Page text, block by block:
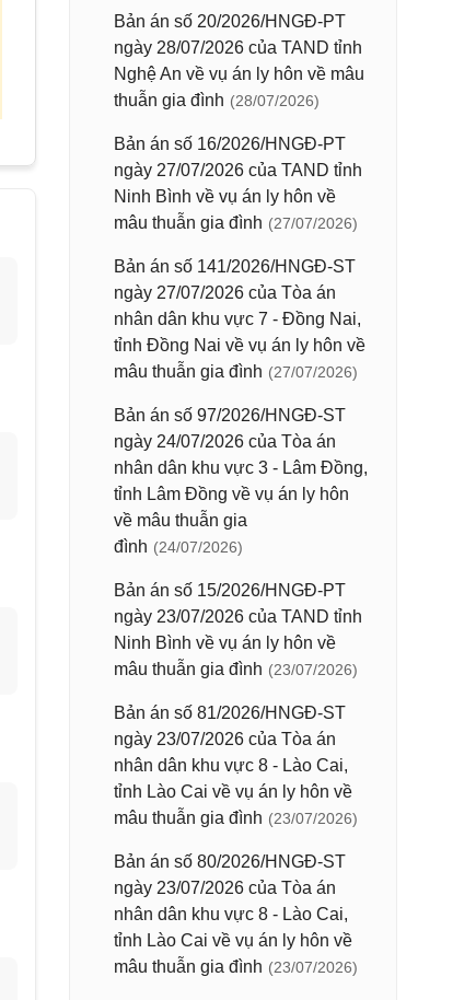
Bản án số 20/2026/HNGĐ-PT
ngày 28/07/2026 của TAND tỉnh
Nghệ An về vụ án ly hôn về mâu
thuẫn gia đình (28/07/2026)
Bản án số 16/2026/HNGĐ-PT
ngày 27/07/2026 của TAND tỉnh
Ninh Bình về vụ án ly hôn về
mâu thuẫn gia đình (27/07/2026)
Bản án số 141/2026/HNGĐ-ST
ngày 27/07/2026 của Tòa án
nhân dân khu vực 7 - Đồng Nai,
tỉnh Đồng Nai về vụ án ly hôn về
mâu thuẫn gia đình (27/07/2026)
Bản án số 97/2026/HNGĐ-ST
ngày 24/07/2026 của Tòa án
nhân dân khu vực 3 - Lâm Đồng,
tỉnh Lâm Đồng về vụ án ly hôn
về mâu thuẫn gia
đình (24/07/2026)
Bản án số 15/2026/HNGĐ-PT
ngày 23/07/2026 của TAND tỉnh
Ninh Bình về vụ án ly hôn về
mâu thuẫn gia đình (23/07/2026)
Bản án số 81/2026/HNGĐ-ST
ngày 23/07/2026 của Tòa án
nhân dân khu vực 8 - Lào Cai,
tỉnh Lào Cai về vụ án ly hôn về
mâu thuẫn gia đình (23/07/2026)
Bản án số 80/2026/HNGĐ-ST
ngày 23/07/2026 của Tòa án
nhân dân khu vực 8 - Lào Cai,
tỉnh Lào Cai về vụ án ly hôn về
mâu thuẫn gia đình (23/07/2026)